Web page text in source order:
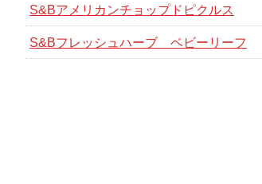
S&Bアメリカンチョップドピクルス
S&Bフレッシュハーブ ベビーリーフ